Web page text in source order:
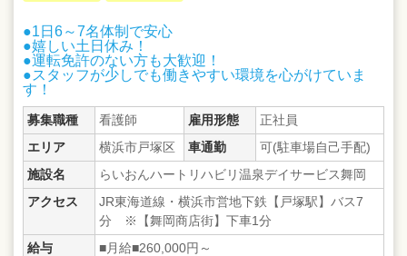
●1日6～7名体制で安心
●嬉しい土日休み！
●運転免許のない方も大歓迎！
●スタッフが少しでも働きやすい環境を心がけていま
す！
募集職種 看護師 雇用形態
正社員
エリア
横浜市戸塚区 車通勤
可(駐車場自己手配)
施設名
らいおんハートリハビリ温泉デイサービス舞岡
アクセス
JR東海道線・横浜市営地下鉄【戸塚駅】バス7
分 ※【舞岡商店街】下車1分
給与
■月給■260,000円～